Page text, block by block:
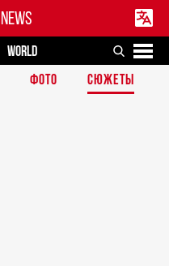
WORLD
ФОТО СЮЖЕТЫ